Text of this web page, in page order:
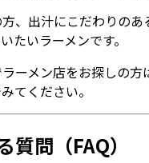
、出汁にこだわりのあ
たいラーメンです。
ーメン店をお探しの方
てください。
質問（FAQ）